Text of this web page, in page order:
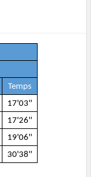
Temps
17'03''
17'26''
19'06''
30'38''